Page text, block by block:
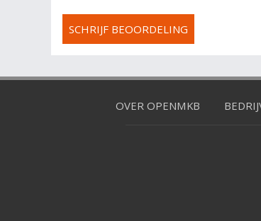
SCHRIJF BEOORDELING
OVER OPENMKB